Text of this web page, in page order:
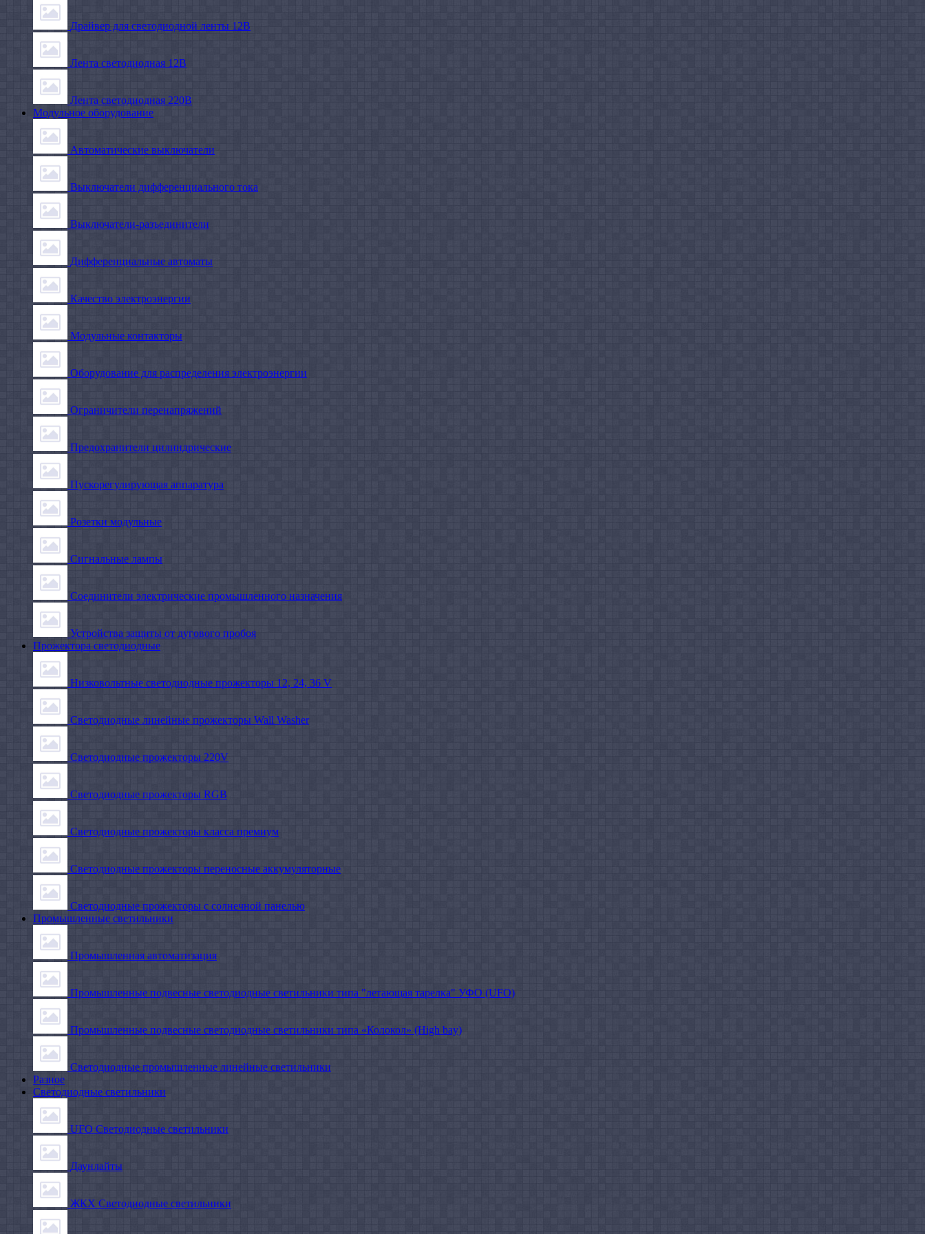
Драйвер для светодиодной ленты 12В
Лента светодиодная 12В
Лента светодиодная 220В
Модульное оборудование
Автоматические выключатели
Выключатели дифференциального тока
Выключатели-разъединители
Дифференциальные автоматы
Качество электроэнергии
Модульные контакторы
Оборудование для распределения электроэнергии
Ограничители перенапряжений
Предохранители цилиндрические
Пускорегулирующая аппаратура
Розетки модульные
Сигнальные лампы
Соединители электрические промышленного назначения
Устройства защиты от дугового пробоя
Прожектора светодиодные
Низковольтные светодиодные прожекторы 12, 24, 36 V
Светодиодные линейные прожекторы Wall Washer
Светодиодные прожекторы 220V
Светодиодные прожекторы RGB
Светодиодные прожекторы класса премиум
Светодиодные прожекторы переносные аккумуляторные
Светодиодные прожекторы с солнечной панелью
Промышленные светильники
Промышленная автоматизация
Промышленные подвесные cветодиодные светильники типа "летающая тарелка" УФО (UFO)
Промышленные подвесные cветодиодные светильники типа «Колокол» (High bay)
Светодиодные промышленные линейные светильники
Разное
Светодиодные светильники
UFO Светодиодные светильники
Даунлайты
ЖКХ Светодиодные светильники